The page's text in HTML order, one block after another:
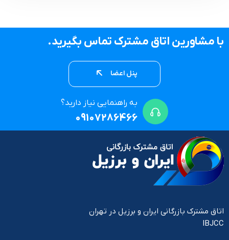
با مشاورین اتاق مشترک تماس بگیرید.
پنل اعضا
به راهنمایی نیاز دارید؟
09107286466
اتاق مشترک بازرگانی ایران و برزیل در تهران
IBJCC